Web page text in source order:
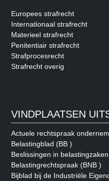
Europees strafrecht
Internationaal strafrecht
Materieel strafrecht
Penitentiair strafrecht
Strafprocesrecht
Strafrecht overig
VINDPLAATSEN
Actuele rechtspraak
Belastingblad (BB )
Beslissingen in
Belastingrechtspraak (BNB )
Bijblad bij de Industriële